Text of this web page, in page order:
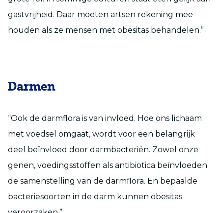
gastvrijheid. Daar moeten artsen rekening mee
houden als ze mensen met obesitas behandelen.”
Darmen
“Ook de darmflora is van invloed. Hoe ons lichaam
met voedsel omgaat, wordt voor een belangrijk
deel beïnvloed door darmbacteriën. Zowel onze
genen, voedingsstoffen als antibiotica beïnvloeden
de samenstelling van de darmflora. En bepaalde
bacteriesoorten in de darm kunnen obesitas